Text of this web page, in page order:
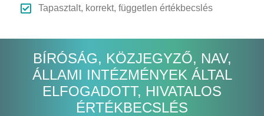
Tapasztalt, korrekt, független értékbecslés
BÍRÓSÁG, KÖZJEGYZŐ, NAV,
ÁLLAMI INTÉZMÉNYEK ÁLTAL
ELFOGADOTT, HIVATALOS
ÉRTÉKBECSLÉS